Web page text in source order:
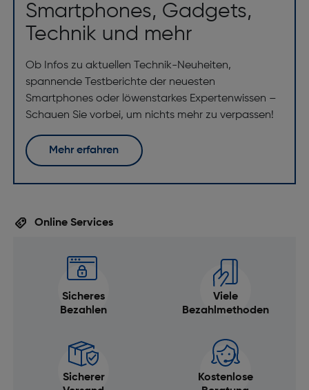
Smartphones, Gadgets,
Technik und mehr
Ob Infos zu aktuellen Technik-Neuheiten,
spannende Testberichte der neuesten
Smartphones oder löwenstarkes Expertenwissen –
Schauen Sie vorbei, um nichts mehr zu verpassen!
Mehr erfahren
Online Services
Sicheres
Bezahlen
Viele
Bezahlmethoden
Sicherer
Kostenlose